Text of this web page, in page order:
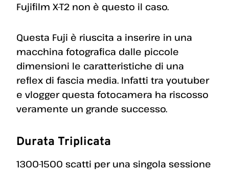
Fujifilm X-T2 non è questo il caso.
Questa Fuji è riuscita a inserire in una
macchina fotografica dalle piccole
dimensioni le caratteristiche di una
reflex di fascia media. Infatti tra youtuber
e vlogger questa fotocamera ha riscosso
veramente un grande successo.
Durata Triplicata
1300-1500 scatti per una singola sessione